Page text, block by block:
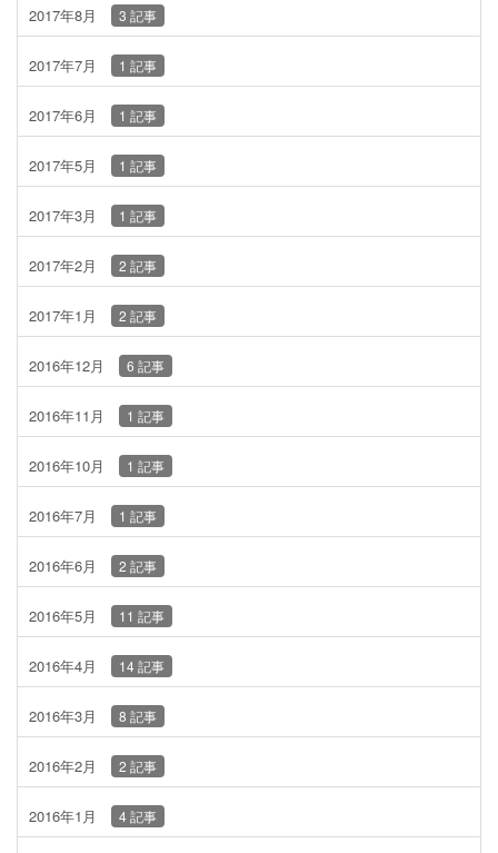
2017年8月 3 記事
2017年7月 1 記事
2017年6月 1 記事
2017年5月 1 記事
2017年3月 1 記事
2017年2月 2 記事
2017年1月 2 記事
2016年12月 6 記事
2016年11月 1 記事
2016年10月 1 記事
2016年7月 1 記事
2016年6月 2 記事
2016年5月 11 記事
2016年4月 14 記事
2016年3月 8 記事
2016年2月 2 記事
2016年1月 4 記事